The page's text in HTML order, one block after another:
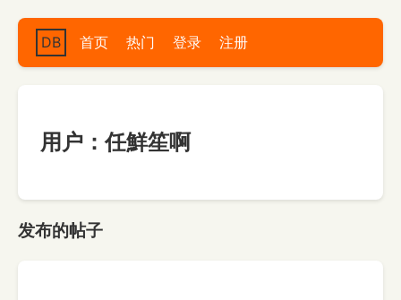
DB 首页 热门 登录 注册
用户：任鮮笙啊
发布的帖子